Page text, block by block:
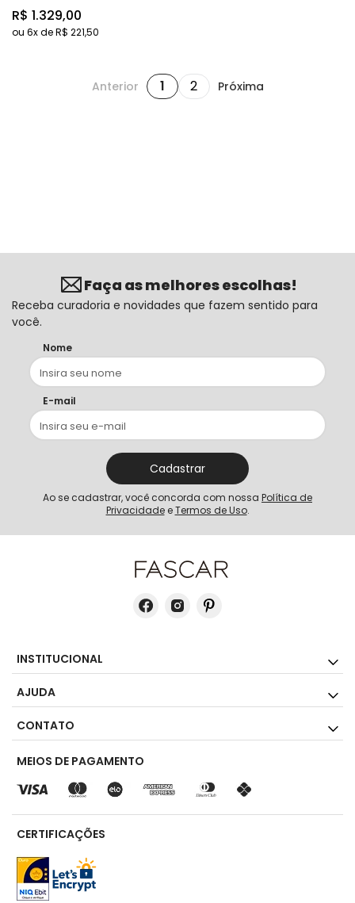
R$ 1.329,00
ou 6x deR$ 221,50
Anterior 1 2 Próxima
Faça as melhores escolhas!
Receba curadoria e novidades que fazem sentido para
você.
Nome
E-mail
Cadastrar
Ao se cadastrar, você concorda com nossa Política de
Privacidadee Termos de Uso.
INSTITUCIONAL
AJUDA
CONTATO
MEIOS DE PAGAMENTO
CERTIFICAÇÕES